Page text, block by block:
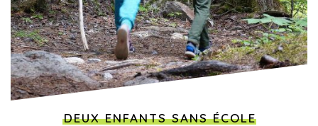
DEUX ENFANTS SANS ÉCOLE